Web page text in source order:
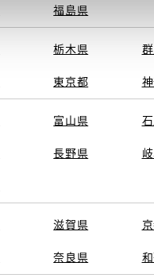
福島県
栃木県
東京都
富山県
長野県
滋賀県
奈良県
電話
営
定